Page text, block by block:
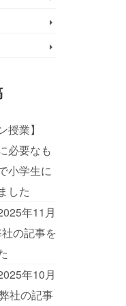
授業】
必要なも
小学生に
した
年11月
の記事を
年10月
社の記事